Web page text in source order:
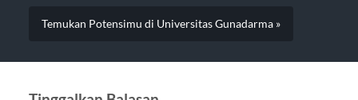
Temukan Potensimu di Universitas Gunadarma »